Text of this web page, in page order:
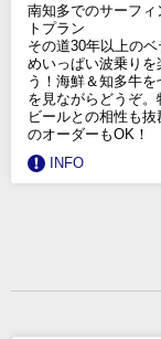
南知多でのサーフ
トプラン
その道30年以上の
めいっぱい波乗り
う！海鮮＆知多牛
を見ながらどうぞ
ビールとの相性も
のオーダーもOK！
INFO